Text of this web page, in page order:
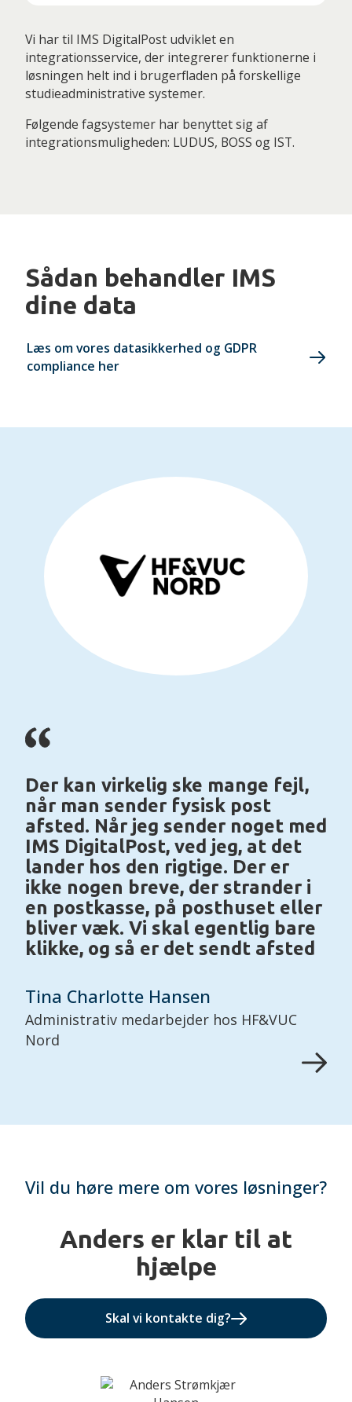
Vi har til IMS DigitalPost udviklet en
integrationsservice, der integrerer funktionerne i
løsningen helt ind i brugerfladen på forskellige
studieadministrative systemer.
Følgende fagsystemer har benyttet sig af
integrationsmuligheden: LUDUS, BOSS og IST.
Sådan behandler IMS
dine data
Læs om vores datasikkerhed og GDPR
compliance her
Der kan virkelig ske mange fejl,
når man sender fysisk post
afsted. Når jeg sender noget med
IMS DigitalPost, ved jeg, at det
lander hos den rigtige. Der er
ikke nogen breve, der strander i
en postkasse, på posthuset eller
bliver væk. Vi skal egentlig bare
klikke, og så er det sendt afsted
Tina Charlotte Hansen
Administrativ medarbejder hos HF&VUC
Nord
Vil du høre mere om vores løsninger?
Anders er klar til at
hjælpe
Skal vi kontakte dig?